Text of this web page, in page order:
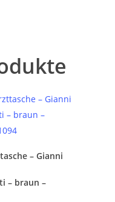
– Gianni
– braun –